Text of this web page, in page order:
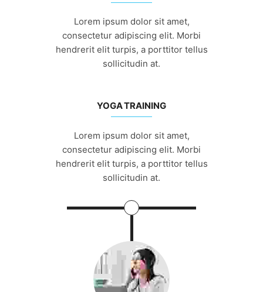
Lorem ipsum dolor sit amet,
consectetur adipiscing elit. Morbi
hendrerit elit turpis, a porttitor tellus
sollicitudin at.
YOGA TRAINING
Lorem ipsum dolor sit amet,
consectetur adipiscing elit. Morbi
hendrerit elit turpis, a porttitor tellus
sollicitudin at.